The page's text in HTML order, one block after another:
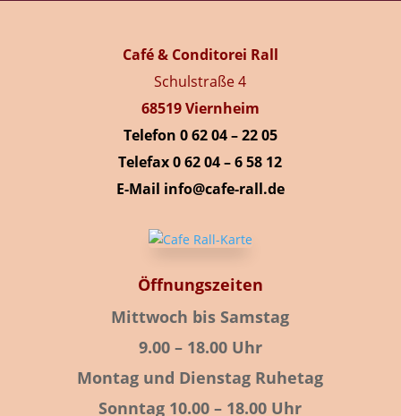
Café & Conditorei Rall
Schulstraße 4
68519 Viernheim
Telefon 0 62 04 – 22 05
Telefax 0 62 04 – 6 58 12
E-Mail info@cafe-rall.de
Öffnungszeiten
Mittwoch bis Samstag
9.00 – 18.00 Uhr
Montag und Dienstag Ruhetag
Sonntag 10.00 – 18.00 Uhr